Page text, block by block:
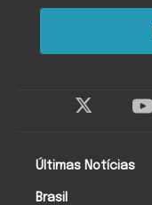
Últimas Notícias
Brasil